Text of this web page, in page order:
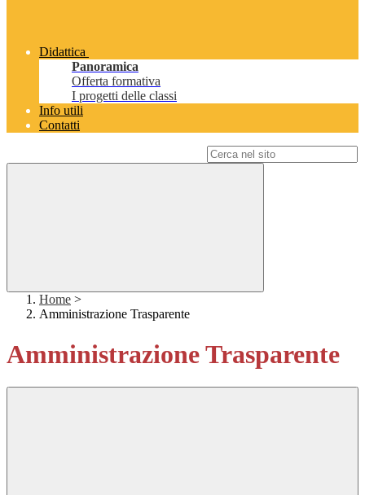
Didattica
Panoramica
Offerta formativa
I progetti delle classi
Info utili
Contatti
Home >
Amministrazione Trasparente
Amministrazione Trasparente